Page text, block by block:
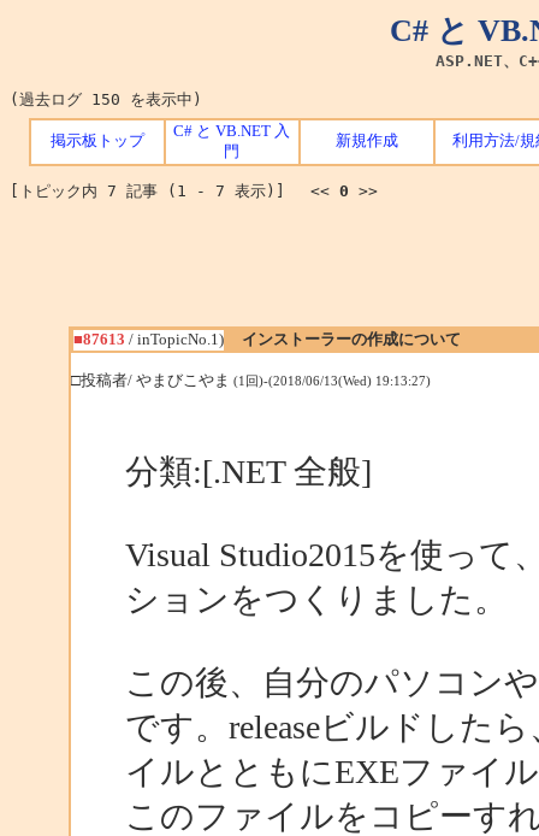
C# と
ASP.NET、
(過去ログ 150 を表示中)
掲示板トップ
C# と VB.NET 入
門
新規作成 利用方法/規
[トピック内 7 記事 (1 - 7 表示)] << 0 >>
■87613 / inTopicNo.1) インストーラーの作成について
□投稿者/ やまびこやま (1回)-(2018/06/13(Wed) 19:13:27)
分類:[.NET 全般]
Visual Studio2015を使っ
ションをつくりました。
この後、自分のパソコン
です。releaseビルドした
イルとともにEXEファイ
このファイルをコピーす